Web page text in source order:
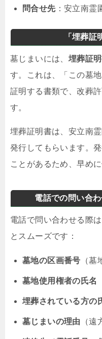
問合せ先：安立南霊
「埋葬証
墓じまいには、 埋葬証
す。これは、「この墓
証明する書類で、改葬
す。
埋葬証明書は、安立南
発行してもらいます。
ことがあるため、早め
電話での問い合
電話で問い合わせる際
とスムーズです：
墓地の区画番号 （墓
墓地使用権者の氏名
埋葬されている方の
墓じまいの理由 （遠